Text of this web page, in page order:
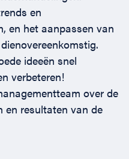
en
en het aanpassen van
ideeën snel
verbeteren!
over de
en resultaten van de